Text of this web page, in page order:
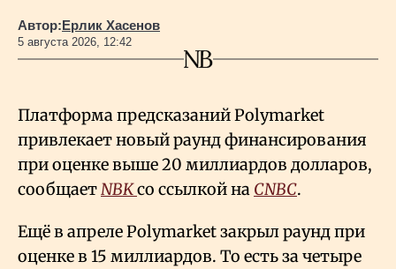
Автор:Ерлик Хасенов
5 августа 2026, 12:42
Платформа предсказаний Polymarket
привлекает новый раунд финансирования
при оценке выше 20 миллиардов долларов,
сообщаетNBKсо ссылкой на CNBC.
Ещё в апреле Polymarket закрыл раунд при
оценке в 15 миллиардов. То есть за четыре